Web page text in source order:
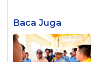
Baca Juga